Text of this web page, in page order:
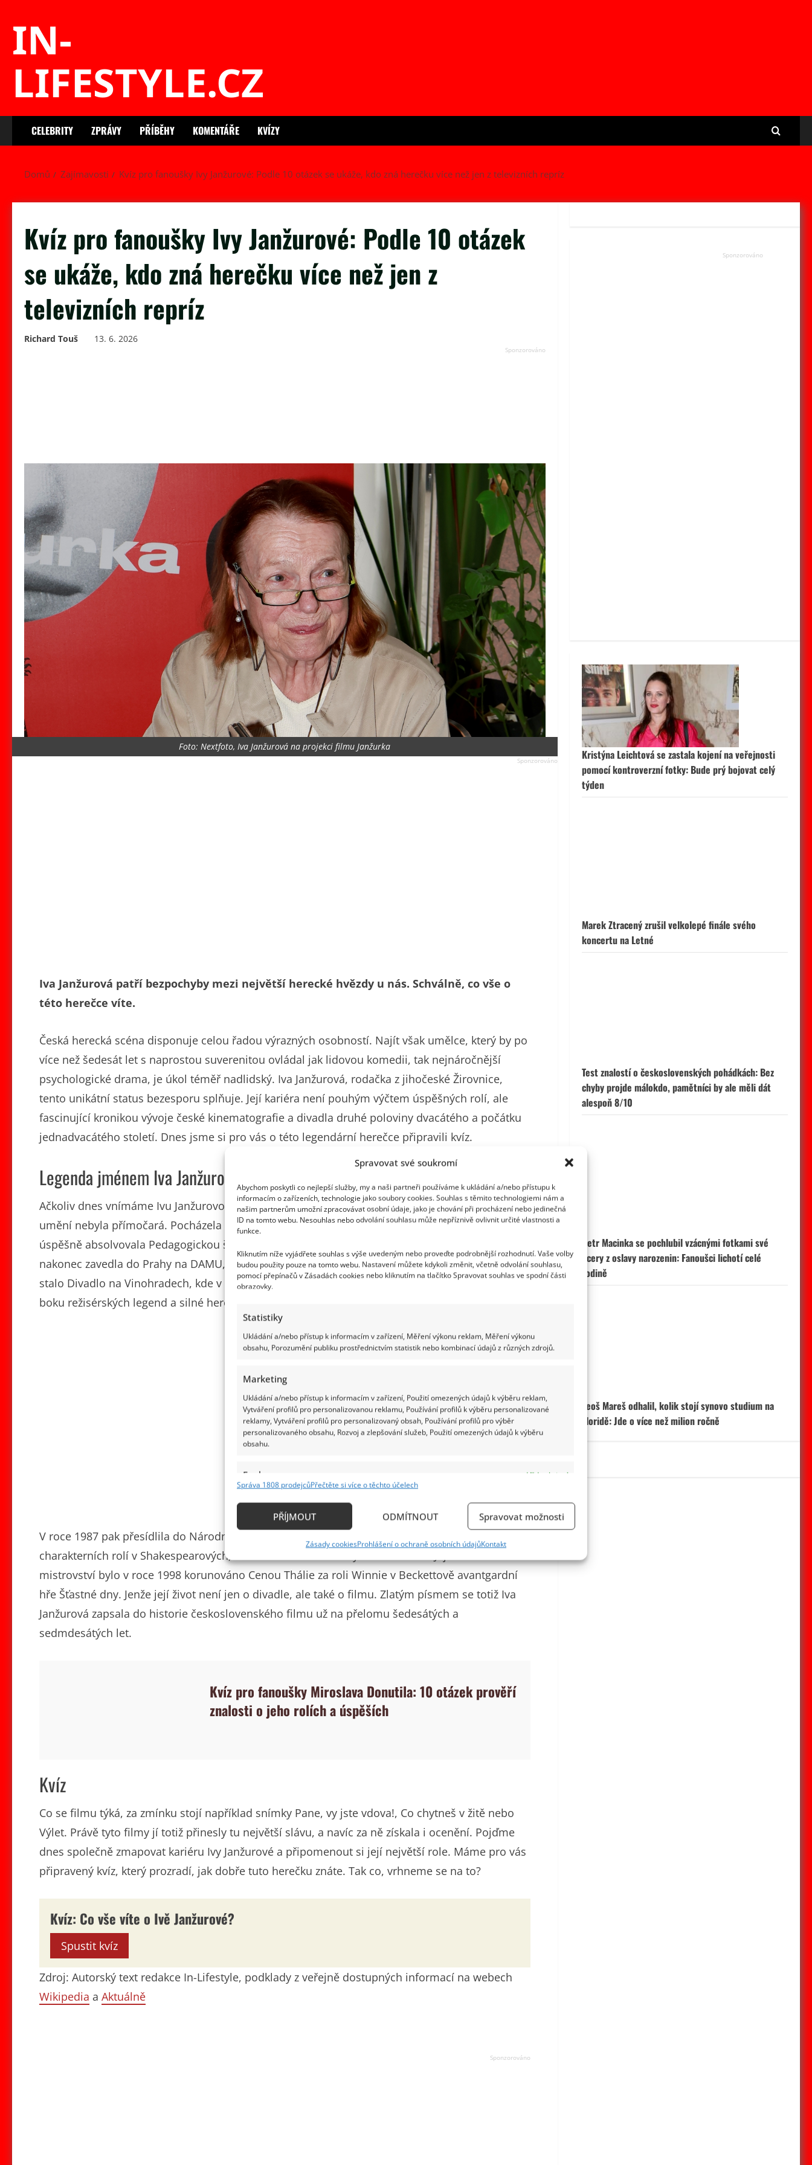
Spravovat své soukromí
Abychom poskytli co nejlepší služby, my a naši partneři používáme k ukládání a/nebo přístupu k
informacím o zařízeních, technologie jako soubory cookies. Souhlas s těmito technologiemi nám a
našim partnerům umožní zpracovávat osobní údaje, jako je chování při procházení nebo jedinečná
ID na tomto webu. Nesouhlas nebo odvolání souhlasu může nepříznivě ovlivnit určité vlastnosti a
funkce.
Kliknutím níže vyjádřete souhlas s výše uvedeným nebo proveďte podrobnější rozhodnutí. Vaše volby
budou použity pouze na tomto webu. Nastavení můžete kdykoli změnit, včetně odvolání souhlasu,
pomocí přepínačů v Zásadách cookies nebo kliknutím na tlačítko Spravovat souhlas ve spodní části
obrazovky.
Statistiky
Ukládání a/nebo přístup k informacím v zařízení, Měření výkonu reklam, Měření výkonu
obsahu, Porozumění publiku prostřednictvím statistik nebo kombinací údajů z různých zdrojů.
Marketing
Ukládání a/nebo přístup k informacím v zařízení, Použití omezených údajů k výběru reklam,
Vytváření profilů pro personalizovanou reklamu, Používání profilů k výběru personalizované
reklamy, Vytváření profilů pro personalizovaný obsah, Používání profilů pro výběr
personalizovaného obsahu, Rozvoj a zlepšování služeb, Použití omezených údajů k výběru
obsahu.
Funkce
Vždy aktivní
Identifikace zařízení na základě automaticky přenášených informací.
základě aktivně požadovaných informací.
Zajištění bezpečnosti, předcházení a zjišťování podvodů a
odstraňování chyb, Poskytování a zobrazování reklamy a
obsahu, Ukládání a sdělování voleb ochrany osobních údajů.
Správa 1808 prodejcůPřečtěte si více o těchto účelech
PŘÍJMOUT ODMÍTNOUT Spravovat možnosti
Zásady cookiesProhlášení o ochraně osobních údajůKontakt
IN-
LIFESTYLE.CZ
CELEBRITY ZPRÁVY PŘÍBĚHY KOMENTÁŘE KVÍZY
Domů Zajímavosti Kvíz pro fanoušky Ivy Janžurové: Podle 10 otázek se ukáže, kdo zná herečku více než jen z televizních repríz
Kvíz pro fanoušky Ivy Janžurové: Podle 10 otázek
se ukáže, kdo zná herečku více než jen z
televizních repríz
Richard Touš 13. 6. 2026
Foto: Nextfoto, Iva Janžurová na projekci filmu Janžurka
Iva Janžurová patří bezpochyby mezi největší herecké hvězdy u nás. Schválně, co vše o
této herečce víte.
Česká herecká scéna disponuje celou řadou výrazných osobností. Najít však umělce, který by po
více než šedesát let s naprostou suverenitou ovládal jak lidovou komedii, tak nejnáročnější
psychologické drama, je úkol téměř nadlidský. Iva Janžurová, rodačka z jihočeské Žirovnice,
tento unikátní status bezesporu splňuje. Její kariéra není pouhým výčtem úspěšných rolí, ale
fascinující kronikou vývoje české kinematografie a divadla druhé poloviny dvacátého a počátku
jednadvacátého století. Dnes jsme si pro vás o této legendární herečce připravili kvíz.
Legenda jménem Iva Janžurová
Ačkoliv dnes vnímáme Ivu Janžurovou jako stoprocentní divadelní profesionálku, její cesta k
umění nebyla přímočará. Pocházela z učitelské rodiny a původně kráčela v jejich stopách, když
úspěšně absolvovala Pedagogickou školu v Českých Budějovicích. Touha po jevišti ji však
nakonec zavedla do Prahy na DAMU, kterou dokončila v roce 1963. Její první zásadní štací se
stalo Divadlo na Vinohradech, kde v průběhu šedesátých let prožila éru uměleckého rozkvětu po
boku režisérských legend a silné herecké generace.
V roce 1987 pak přesídlila do Národního divadla. Na prknech naší přední scény ztvárnila desítky
charakterních rolí v Shakespearových, Ostrovského či Ibsenových dramatech. Její divadelní
mistrovství bylo v roce 1998 korunováno Cenou Thálie za roli Winnie v Beckettově avantgardní
hře Šťastné dny. Jenže její život není jen o divadle, ale také o filmu. Zlatým písmem se totiž Iva
Janžurová zapsala do historie československého filmu už na přelomu šedesátých a
sedmdesátých let.
Kvíz pro fanoušky Miroslava Donutila: 10 otázek prověří
znalosti o jeho rolích a úspěších
Kvíz
Co se filmu týká, za zmínku stojí například snímky Pane, vy jste vdova!, Co chytneš v žitě nebo
Výlet. Právě tyto filmy jí totiž přinesly tu největší slávu, a navíc za ně získala i ocenění. Pojďme
dnes společně zmapovat kariéru Ivy Janžurové a připomenout si její největší role. Máme pro vás
připravený kvíz, který prozradí, jak dobře tuto herečku znáte. Tak co, vrhneme se na to?
Kvíz: Co vše víte o Ivě Janžurové?
Spustit kvíz
Zdroj: Autorský text redakce In-Lifestyle, podklady z veřejně dostupných informací na webech
Wikipedia a Aktuálně
Kristýna Leichtová se zastala kojení na veřejnosti
pomocí kontroverzní fotky: Bude prý bojovat celý
týden